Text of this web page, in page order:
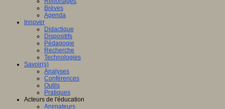
Brèves
Agenda
Innover
Didactique
Dispositifs
Pédagogie
Recherche
Technologies
Savoir(s)
Analyses
Conférences
Outils
Pratiques
Acteurs de l'éducation
Animateurs